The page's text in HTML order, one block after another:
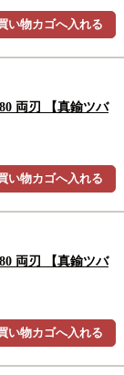
い物カゴへ入れる
両刃 【真鍮ツバ
い物カゴへ入れる
両刃 【真鍮ツバ
い物カゴへ入れる